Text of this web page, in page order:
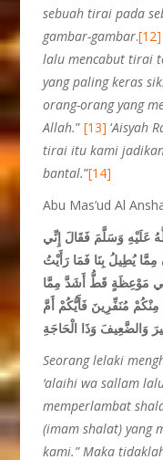
sebuah tirai pada
gambar-gambar.[12]
lalu mencabut tirai
yang paling keras
orang-orang yang
Allah.”[13] ‘Aisyah
tirai itu kami
bantal.”[14]
Abu Mas’ud Al
عَلَيْهِ وَسَلَّمَ فَقَالَ إِنِّي
يُطِيلُ بِنَا فَمَا رَأَيْتُ
مَوْعِظَةٍ قَطُّ أَشَدَّ مِمَّا
مُنَفِّرِينَ فَأَيُّكُمْ أَمَّ
وَالضَّعِيفَ وَذَا الْحَاجَةِ
Seorang lelaki
‘alaihi wa sallam
memperlambat
(imam shalat) yang
kami.” Maka